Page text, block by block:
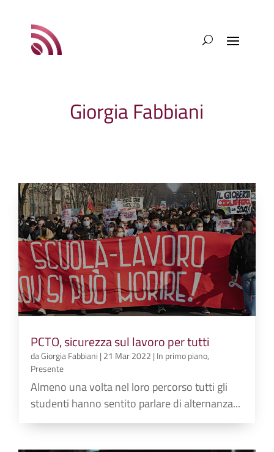
Giorgia Fabbiani
PCTO, sicurezza sul lavoro per tutti
daGiorgia Fabbiani | 21 Mar 2022 | In primo piano,
Presente
Almeno una volta nel loro percorso tutti gli
studenti hanno sentito parlare di alternanza...